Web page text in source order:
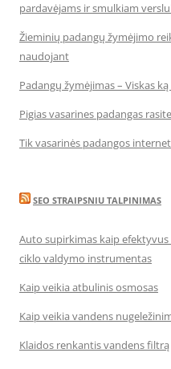
pardavėjams ir smulkiam
Žieminių padangų žymėjimo
naudojant
Padangų žymėjimas – Viskas
Pigias vasarines padangas
Tik vasarinės padangos
SEO STRAIPSNIU TALPINIMAS
Auto supirkimas kaip
ciklo valdymo instrumentas
Kaip veikia atbulinis osmosas
Kaip veikia vandens
Klaidos renkantis vandens filtrą